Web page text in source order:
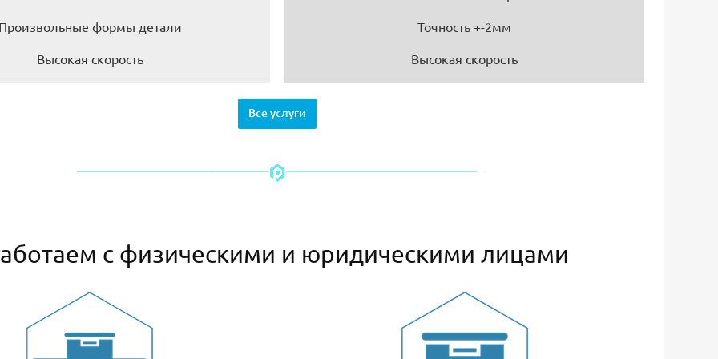
формы детали
Высокая скорость
Точность +-2мм
Высокая скорость
Все услуги
с физическими и юридическими лицами